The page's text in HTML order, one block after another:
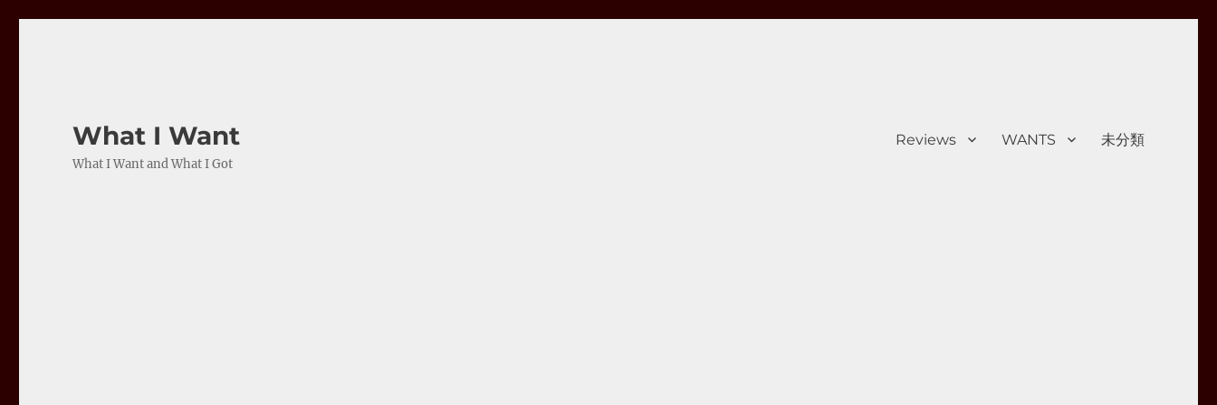
What I Want
What I Want and What I Got
Reviews WANTS 未分類